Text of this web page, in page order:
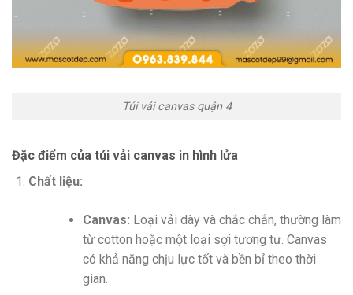
Túi vải canvas quận 4
Đặc điểm của túi vải canvas in hình lửa
Chất liệu:
Canvas: Loại vải dày và chắc chắn, thường làm
từ cotton hoặc một loại sợi tương tự. Canvas
có khả năng chịu lực tốt và bền bỉ theo thời
gian.